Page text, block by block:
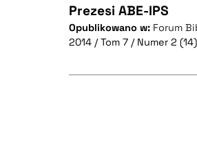
CZYSTY TEKST
Prezesi ABE-IPS
Opublikowano w: Forum
2014 / Tom 7 / Numer 2